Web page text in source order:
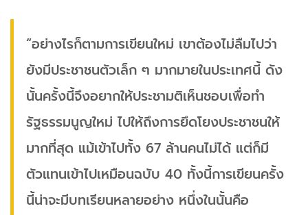
“อย่างไรก็ตามการเขียนใหม่ เขาต้องไม่ลืมไปว่า
ยังมีประชาชนตัวเล็ก ๆ มากมายในประเทศนี้ ดัง
นั้นครั้งนี้จึงอยากให้ประชามติเห็นชอบเพื่อทำ
รัฐธรรมนูญใหม่ ไปให้ถึงการยึดโยงประชาชนให้
มากที่สุด แม้เข้าไปทั้ง 67 ล้านคนไม่ได้ แต่ก็มี
ตัวแทนเข้าไปเหมือนฉบับ 40 ทั้งนี้การเขียนครั้ง
นี้น่าจะมีบทเรียนหลายอย่าง หนึ่งในนั้นคือ